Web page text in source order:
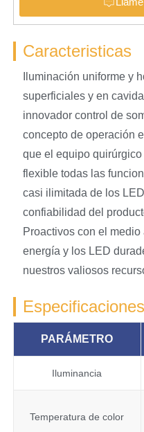
Caracteristicas
Iluminación uniforme y
superficiales y en
innovador control de
concepto de operación
que el equipo
flexible todas las
casi ilimitada de los
confiabilidad del
Proactivos con el
energía y los LED
nuestros valiosos
PARÁMETRO
Iluminancia
Temperatura de color